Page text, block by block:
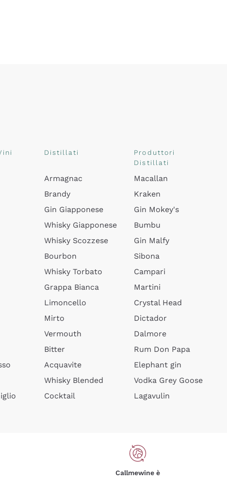
Distillati
Armagnac
Brandy
Gin Giapponese
Whisky Giapponese
Whisky Scozzese
Bourbon
Whisky Torbato
Grappa Bianca
Limoncello
Mirto
Vermouth
Bitter
Acquavite
Whisky Blended
Cocktail
Produttori
Distillati
Macallan
Kraken
Gin Mokey's
Bumbu
Gin Malfy
Sibona
Campari
Martini
Crystal Head
Dictador
Dalmore
Rum Don Papa
Elephant gin
Vodka Grey Goose
Lagavulin
Callmewine è